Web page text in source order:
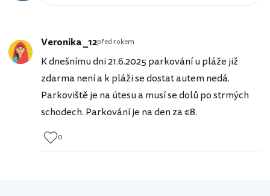
Veronika _12před rokem
K dnešnímu dni 21.6.2025 parkování u pláže již
zdarma není a k pláži se dostat autem nedá.
Parkoviště je na útesu a musí se dolů po strmých
schodech. Parkování je na den za €8.
0